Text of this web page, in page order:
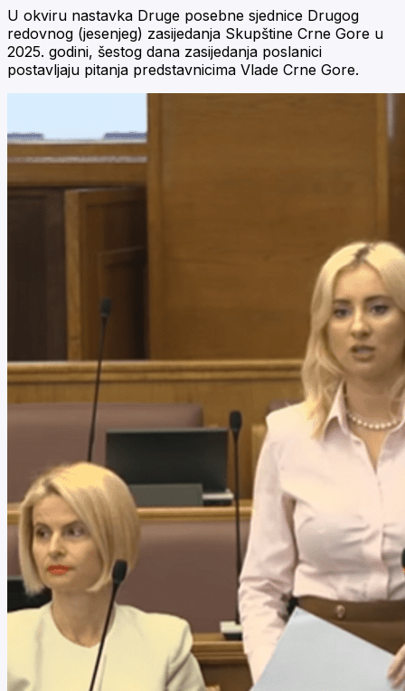
U okviru nastavka Druge posebne sjednice Drugog
redovnog (jesenjeg) zasijedanja Skupštine Crne Gore u
2025. godini, šestog dana zasijedanja poslanici
postavljaju pitanja predstavnicima Vlade Crne Gore.